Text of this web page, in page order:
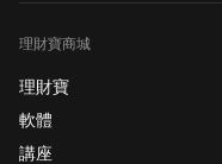
理財寶商城
理財寶
軟體
講座